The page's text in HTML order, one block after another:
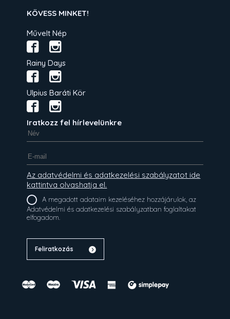
KÖVESS MINKET!
Művelt Nép
Rainy Days
Ulpius Baráti Kör
Iratkozz fel hírlevelünkre
Az adatvédelmi és adatkezelési szabályzatot ide
kattintva olvashatja el.
A megadott adataim kezeléséhez hozzájárulok, az
Adatvédelmi és adatkezelési szabályzatban foglaltakat
elfogadom.
Feliratkozás